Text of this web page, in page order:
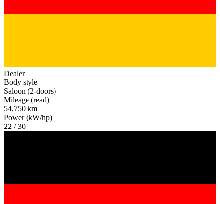
Dealer
Body style
Saloon (2-doors)
Mileage (read)
54,750 km
Power (kW/hp)
22 / 30